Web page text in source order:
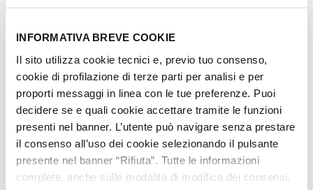
INFORMATIVA BREVE COOKIE
Il sito utilizza cookie tecnici e, previo tuo consenso,
cookie di profilazione di terze parti per analisi e per
proporti messaggi in linea con le tue preferenze. Puoi
decidere se e quali cookie accettare tramite le funzioni
presenti nel banner. L’utente può navigare senza prestare
il consenso all’uso dei cookie selezionando il pulsante
presente nel banner “Rifiuta”. Tutte le informazioni
complete, anche sulle modalità di modifica dei consensi,
EVENTI SVAGO E TEMPO LIBERO
il ritorno della nave scuola
messicana
EVENTI SVAGO E TEMPO LIBERO
La Amerigo Vespucci torna al
Porto di Civitavecchia: gli
orari e le date di visita